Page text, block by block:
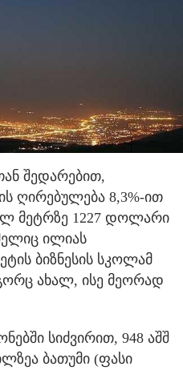
შედარებით,
ღირებულება 8,3%-ით
მეტრზე 1227 დოლარი
ილიას
ბიზნესის სკოლამ
ახალ, ისე მეორად
სიძვირით, 948 აშშ
ბათუმი (ფასი